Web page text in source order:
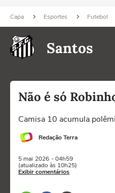
Capa Esportes Futebol
Santos
Não é só
Camisa 10 acumula
Redação Terra
5 mai 2026 - 04h59
(atualizado às 10h25)
Exibir comentários